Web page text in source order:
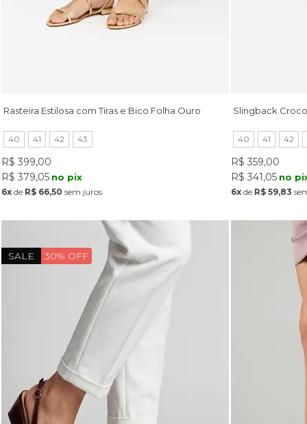
Rasteira Estilosa com Tiras e Bico Folha Ouro
40 41 42 43
R$ 399,00
R$ 379,05 no pix
6xde R$ 66,50 sem juros
Slingback
40 41 42
R$ 359,00
R$ 341,05 no
6x de R$ 59,83
SALE 30% OFF